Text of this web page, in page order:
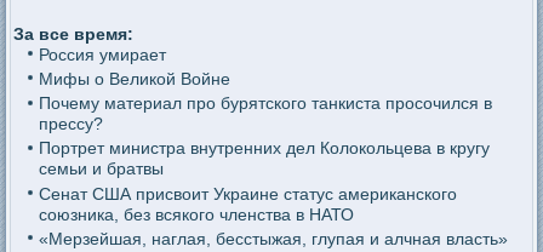
За все время:
Россия умирает
Мифы о Великой Войне
Почему материал про бурятского танкиста просочился в
прессу?
Портрет министра внутренних дел Колокольцева в кругу
семьи и братвы
Сенат США присвоит Украине статус американского
союзника, без всякого членства в НАТО
«Мерзейшая, наглая, бесстыжая, глупая и алчная власть»